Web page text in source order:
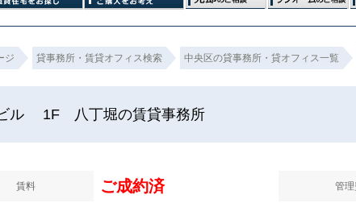
ジ 貸事務所・賃貸オフィス検索 中央区の貸事務所・貸オフィス一覧
ル 1F 八丁堀の賃貸事務所
賃料 ご成約済 管理